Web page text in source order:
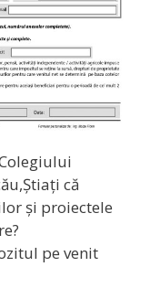
că
și proiectele
pe venit